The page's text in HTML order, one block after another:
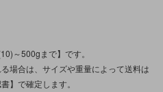
～500gまで】です。
場合は、サイズや重量によって送料は
】で確定します。